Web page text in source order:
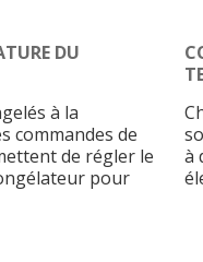
DU
à la
commandes de
de régler le
pour
à